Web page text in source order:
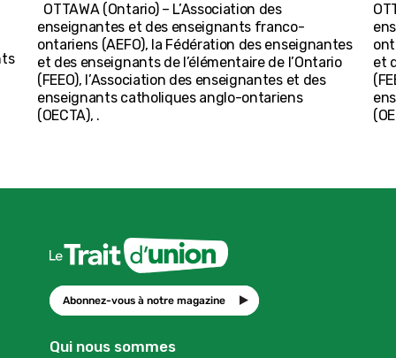
OTTAWA (Ontario) – L’Association des
enseignantes et des enseignants franco-
ontariens (AEFO), la Fédération des enseignantes
et des enseignants de l’élémentaire de l’Ontario
(FEEO), l’Association des enseignantes et des
enseignants catholiques anglo-ontariens
(OECTA), .
et
Abonnez-vous à notre magazine
Qui nous sommes